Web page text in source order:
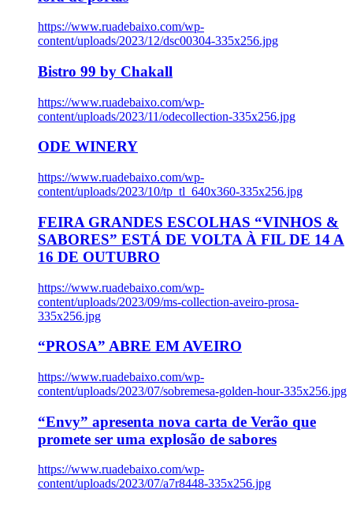
https://www.ruadebaixo.com/wp-
content/uploads/2023/12/dsc00304-335x256.jpg
Bistro 99 by Chakall
https://www.ruadebaixo.com/wp-
content/uploads/2023/11/odecollection-335x256.jpg
ODE WINERY
https://www.ruadebaixo.com/wp-
content/uploads/2023/10/tp_tl_640x360-335x256.jpg
FEIRA GRANDES ESCOLHAS “VINHOS &
SABORES” ESTÁ DE VOLTA À FIL DE 14 A
16 DE OUTUBRO
https://www.ruadebaixo.com/wp-
content/uploads/2023/09/ms-collection-aveiro-prosa-
335x256.jpg
“PROSA” ABRE EM AVEIRO
https://www.ruadebaixo.com/wp-
content/uploads/2023/07/sobremesa-golden-hour-335x256.jpg
“Envy” apresenta nova carta de Verão que
promete ser uma explosão de sabores
https://www.ruadebaixo.com/wp-
content/uploads/2023/07/a7r8448-335x256.jpg